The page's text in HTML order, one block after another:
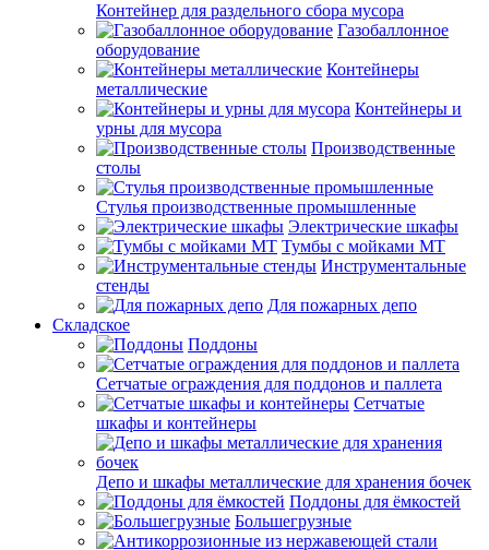
Контейнер для раздельного сбора мусора
Газобаллонное
оборудование
Контейнеры
металлические
Контейнеры и
урны для мусора
Производственные
столы
Стулья производственные промышленные
Электрические шкафы
Тумбы с мойками МТ
Инструментальные
стенды
Для пожарных депо
Складское
Поддоны
Сетчатые ограждения для поддонов и паллета
Сетчатые
шкафы и контейнеры
Депо и шкафы металлические для хранения бочек
Поддоны для ёмкостей
Большегрузные